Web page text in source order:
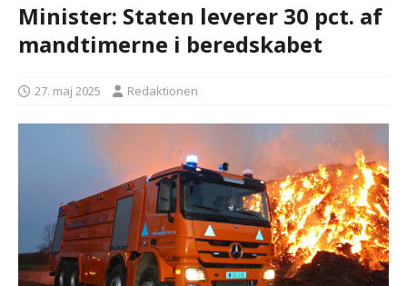
Minister: Staten leverer 30 pct. af
mandtimerne i beredskabet
27. maj 2025 Redaktionen